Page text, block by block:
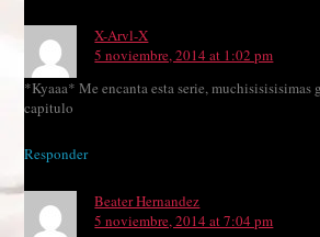
X-Arvl-X
5 noviembre, 2014 at 1:02 pm
*Kyaaa* Me encanta esta serie, muchisisisisimas
capitulo
Responder
Beater Hernandez
5 noviembre, 2014 at 7:04 pm